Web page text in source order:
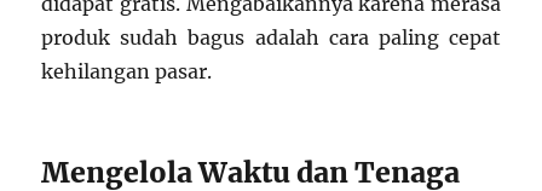
produk sudah bagus adalah cara paling cepat
kehilangan pasar.
Mengelola Waktu dan Tenaga